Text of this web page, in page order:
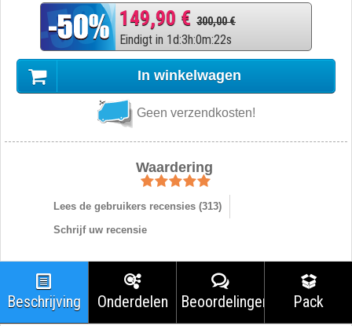
149,90 € 300,00 €
Eindigt in 1d:3h:0m:21s
In winkelwagen
Geen verzendkosten!
Waardering
Lees de gebruikers recensies (313)
Schrijf uw recensie
Beschrijving Onderdelen Beoordelingen Pack